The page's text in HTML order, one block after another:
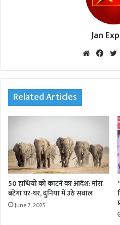
Jan
We
te
Fac
oo
Related Articles
50 हाथियों को काटने का आदेश: मांस
बंटेगा घर-घर, दुनिया में उठे सवाल
June 7, 2025